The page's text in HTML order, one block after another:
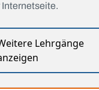
Internetseite.
Lehrgänge